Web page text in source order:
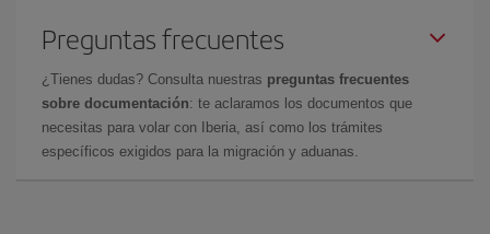
Preguntas frecuentes
¿Tienes dudas? Consulta nuestras preguntas frecuentes
sobre documentación: te aclaramos los documentos que
necesitas para volar con Iberia, así como los trámites
específicos exigidos para la migración y aduanas.